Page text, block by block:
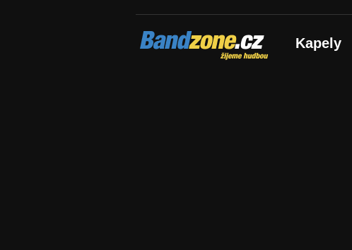
Bandzone.cz
žijeme hudbou Kapely